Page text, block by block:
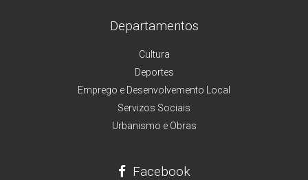
Departamentos
Cultura
Deportes
Emprego e Desenvolvemento Local
Servizos Sociais
Urbanismo e Obras
Facebook